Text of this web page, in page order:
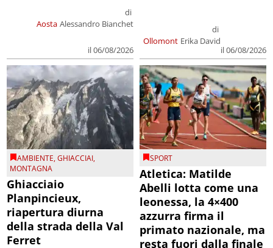
Aosta
di
Alessandro Bianchet
il 06/08/2026
Ollomont
di
Erika David
il 06/08/2026
AMBIENTE,GHIACCIAI,
MONTAGNA
Ghiacciaio
Planpincieux,
riapertura diurna
della strada della Val
Ferret
SPORT
Atletica: Matilde
Abelli lotta come una
leonessa, la 4×400
azzurra firma il
primato nazionale, ma
resta fuori dalla finale